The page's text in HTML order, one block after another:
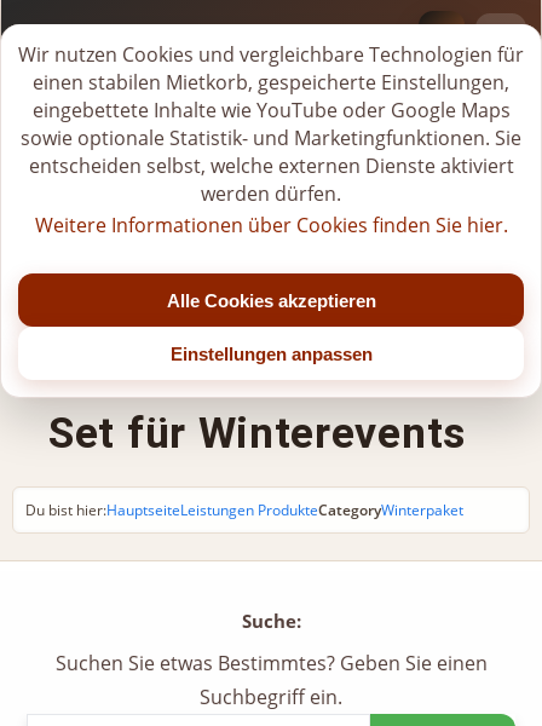
M
i
e
t
k
r
b
ö
f
e
Tel.+49 (0)176-20268581
Jetzt geöffnet
Mo - Fr: 07:00 - 22:00 Uhr (bis Jahresende)
Sa: 07:00 - 20:00 Uhr (nach 15:00 Uhr nur nach Vereinbarung)
So/Feiertage: nur für gebuchte Veranstaltungen
Winterpaket |
Glühwein- & Musik-
Set für Winterevents
Du bist hier:HauptseiteLeistungen ProdukteCategoryWinterpaket
Suche:
Suchen Sie etwas Bestimmtes? Geben Sie einen
Suchbegriff ein.
Wir nutzen Cookies und vergleichbare Technologien für
einen stabilen Mietkorb, gespeicherte Einstellungen,
eingebettete Inhalte wie YouTube oder Google Maps
sowie optionale Statistik- und Marketingfunktionen. Sie
entscheiden selbst, welche externen Dienste aktiviert
werden dürfen.
Weitere Informationen über Cookies finden Sie hier.
Alle Cookies akzeptieren
Einstellungen anpassen